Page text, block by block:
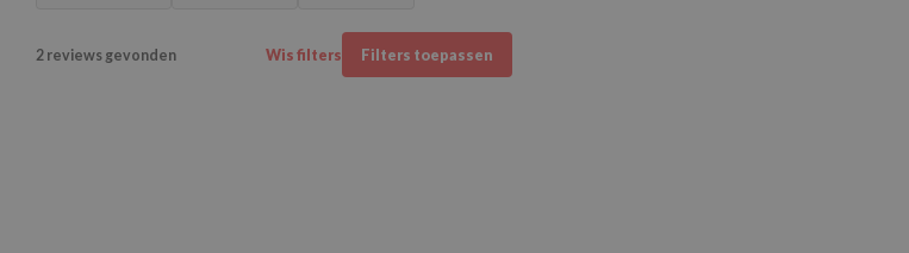
2 reviews gevonden Wis filters Filters toepassen